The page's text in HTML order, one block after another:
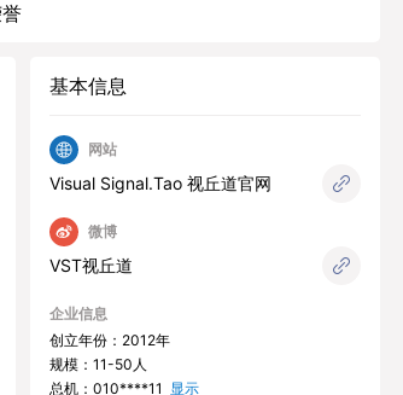
基本信息
网站
Visual Signal.Tao 视丘道官网
微博
VST视丘道
企业信息
创立年份：2012年
规模：11-50人
总机： 010****11 显示